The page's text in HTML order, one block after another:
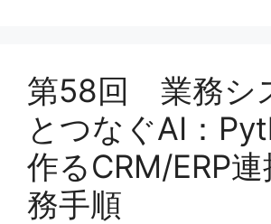
第58回 業務シ
とつなぐAI：
作るCRM/ERP
務手順